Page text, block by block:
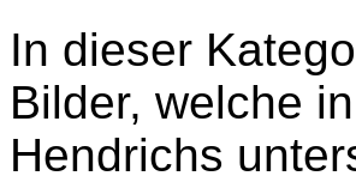
In dieser
Bilder, welche
Hendrichs